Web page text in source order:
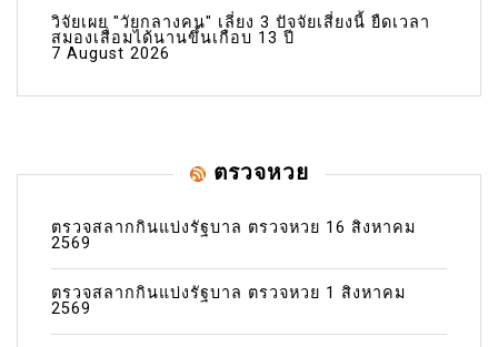
วิจัยเผย "วัยกลางคน" เลี่ยง 3 ปัจจัยเสี่ยงนี้ ยืดเวลา
สมองเสื่อมได้นานขึ้นเกือบ 13 ปี
7 August 2026
ตรวจหวย
ตรวจสลากกินแบ่งรัฐบาล ตรวจหวย 16 สิงหาคม
2569
ตรวจสลากกินแบ่งรัฐบาล ตรวจหวย 1 สิงหาคม
2569